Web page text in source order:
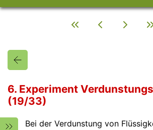
6. Experiment
(19/33)
Bei der Verdunstung von